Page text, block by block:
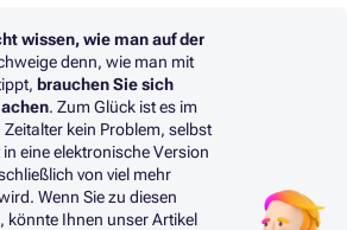
wissen, wie man auf der
denn, wie man mit
brauchen Sie sich
. Zum Glück ist es im
kein Problem, selbst
eine elektronische Version
von viel mehr
Wenn Sie zu diesen
könnte Ihnen unser Artikel